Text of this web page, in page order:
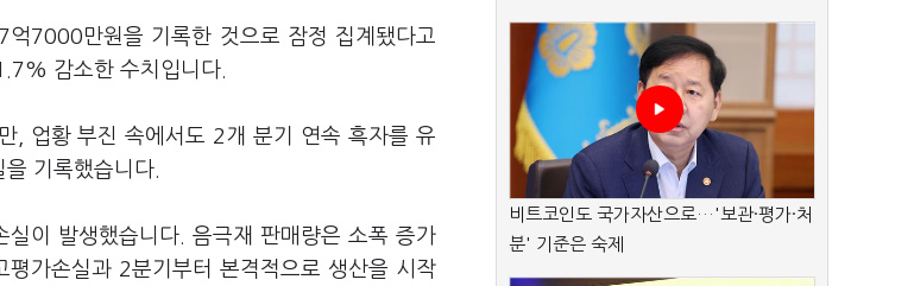
7000만원을 기록한 것으로 잠정 집계됐다고
감소한 수치입니다.
, 업황 부진 속에서도 2개 분기 연속 흑자를 유
기록했습니다.
이 발생했습니다. 음극재 판매량은 소폭 증가
가손실과 2분기부터 본격적으로 생산을 시작
비트코인도 국가자산으로…'보관·평가·처
분' 기준은 숙제